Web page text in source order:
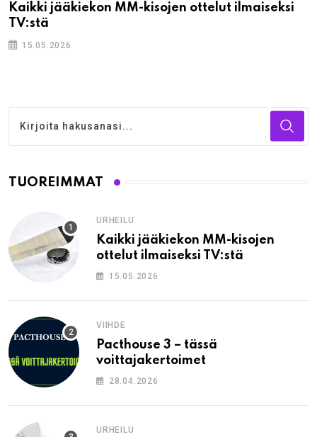
Kaikki jääkiekon MM-kisojen ottelut ilmaiseksi
TV:stä
15.05.2026
TUOREIMMAT
URHEILU
Kaikki jääkiekon MM-kisojen
ottelut ilmaiseksi TV:stä
15.05.2026
VIIHDE
Pacthouse 3 – tässä
voittajakertoimet
28.04.2026
URHEILU